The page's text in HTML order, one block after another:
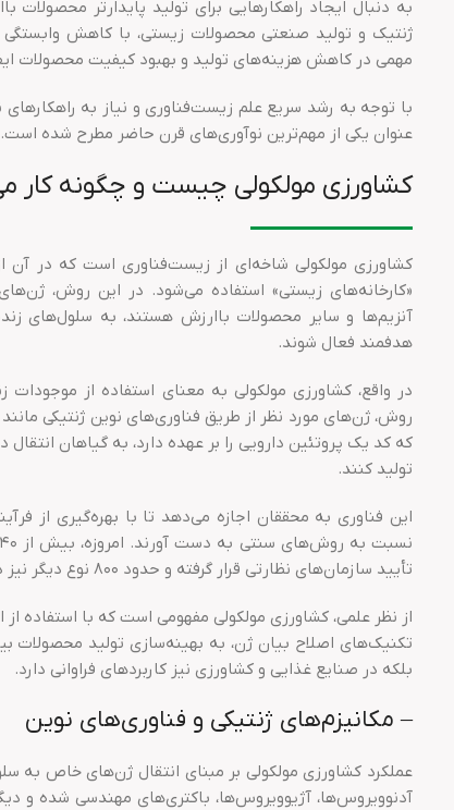
به دنبال ایجاد راهکارهایی برای تولید پایدارتر
ژنتیک و تولید صنعتی محصولات زیستی، با کاهش
مهمی در کاهش هزینه‌های تولید و بهبود کیفیت محصولات
با توجه به رشد سریع علم زیست‌فناوری و نیاز به
عنوان یکی از مهم‌ترین نوآوری‌های قرن حاضر مطرح شده است.
کشاورزی مولکولی چیست و چگونه کار
کشاورزی مولکولی شاخه‌ای از زیست‌فناوری است که در آن
«کارخانه‌های زیستی» استفاده می‌شود. در این روش،
آنزیم‌ها و سایر محصولات باارزش هستند، به سلول‌های
هدفمند فعال شوند.
در واقع، کشاورزی مولکولی به معنای استفاده از
روش، ژن‌های مورد نظر از طریق فناوری‌های نوین ژنتیکی
که کد یک پروتئین دارویی را بر عهده دارد، به گیاهان
تولید کنند.
این فناوری به محققان اجازه می‌دهد تا با بهره‌گیری از
تأیید سازمان‌های نظارتی قرار گرفته و حدود ۸۰۰ نوع دیگر نیز در مراحل مختلف آزمایش‌های بالینی قرار دارند.
از نظر علمی، کشاورزی مولکولی مفهومی است که با استفاده از
تکنیک‌های اصلاح بیان ژن، به بهینه‌سازی تولید محصولات
بلکه در صنایع غذایی و کشاورزی نیز کاربردهای فراوانی دارد.
– مکانیزم‌های ژنتیکی و فناوری‌های نوین
عملکرد کشاورزی مولکولی بر مبنای انتقال ژن‌های خاص به
آدنوویروس‌ها، آژیوویروس‌ها، باکتری‌های مهندسی شده و